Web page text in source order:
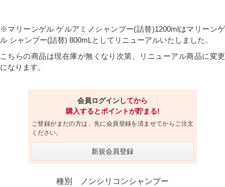
※マリーンゲル ゲルアミノシャンプー(詰替)1200mlはマリーンゲ
ル シャンプー(詰替) 800mLとしてリニューアルいたしました。
こちらの商品は現在庫が無くなり次第、リニューアル商品に変更
になります。
会員ログインしてから
購入するとポイントが貯まる!
ご登録がまだの方は、先に会員登録を済ませてからご注文
ください。
新規会員登録
種別 ノンシリコンシャンプー